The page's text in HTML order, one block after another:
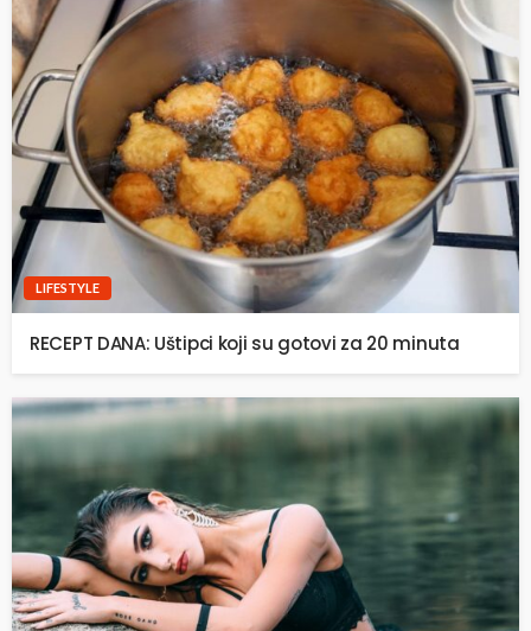
LIFESTYLE
RECEPT DANA: Uštipci koji su gotovi za 20 minuta